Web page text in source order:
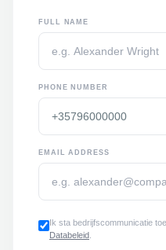
FULL NAME
PHONE NUMBER
EMAIL ADDRESS
Ik sta bedrijfscommunicatie
Databeleid